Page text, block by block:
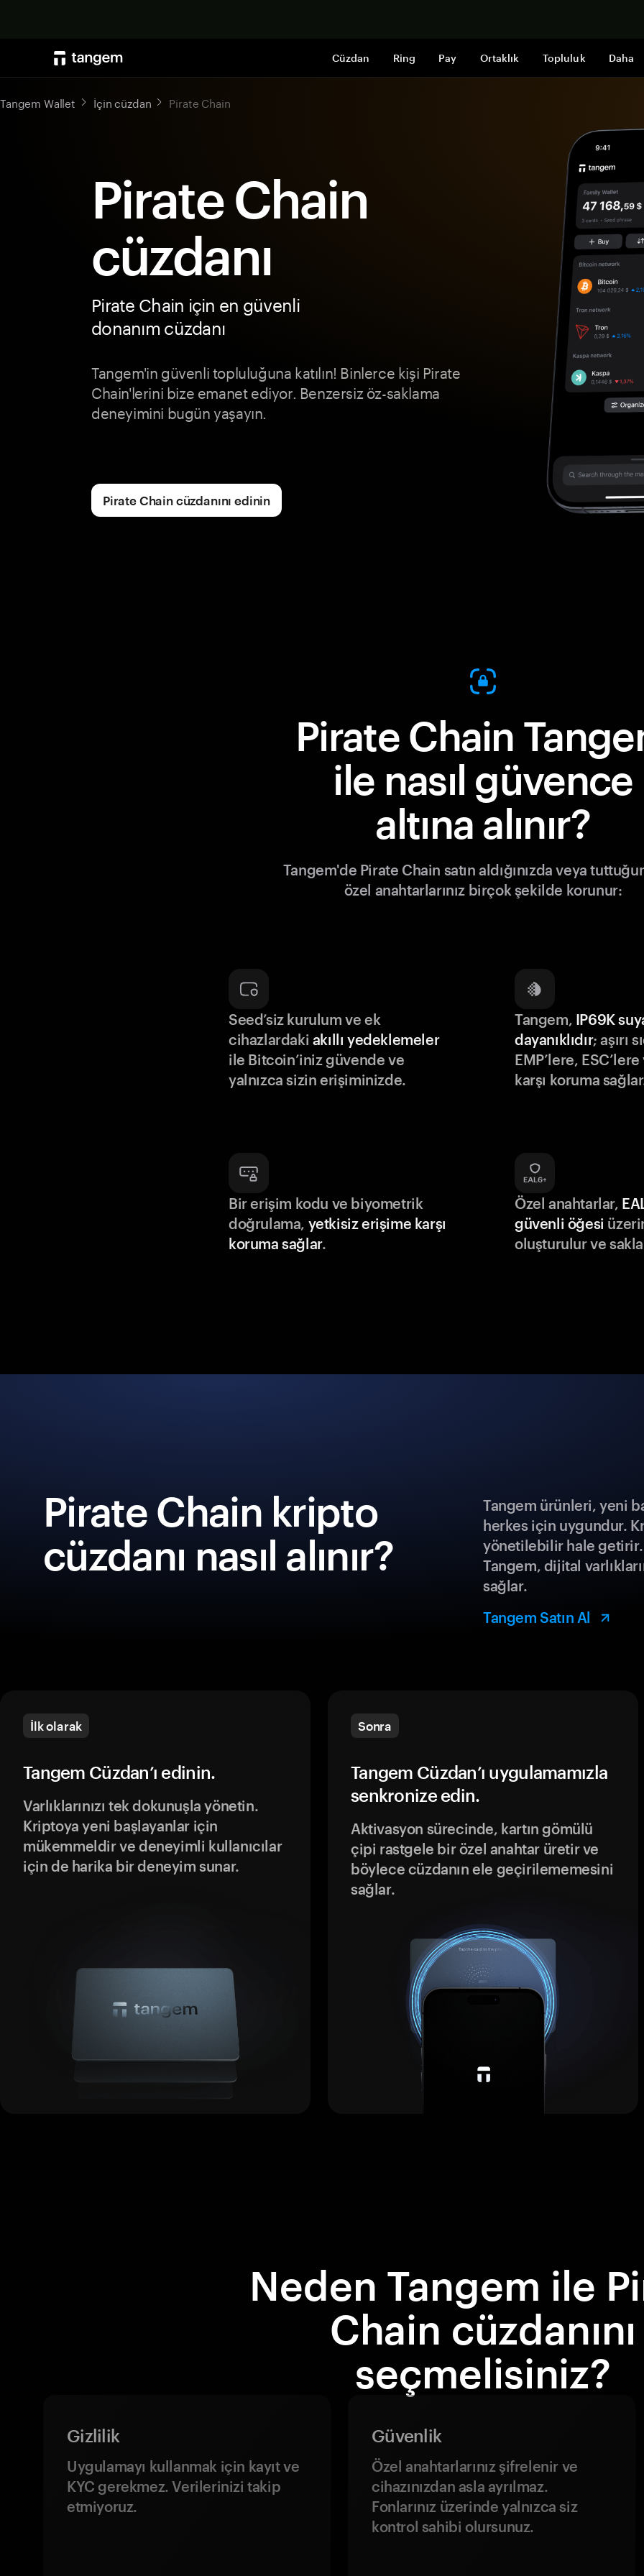
Cüzdan Ring Pay Ortaklık Topluluk Daha
Tangem Wallet İçin cüzdan Pirate Chain
Pirate Chain
cüzdanı
Pirate Chain için en güvenli
donanım cüzdanı
Tangem'in güvenli topluluğuna katılın! Binlerce kişi Pirate
Chain'lerini bize emanet ediyor. Benzersiz öz-saklama
deneyimini bugün yaşayın.
Pirate Chain cüzdanını edinin
Pirate Chain
ile nasıl güvence
altına alınır?
Tangem'de Pirate Chain satın aldığınızda veya
özel anahtarlarınız birçok şekilde korunur:
Seed’siz kurulum ve ek
cihazlardaki akıllı yedeklemeler
ile Bitcoin’iniz güvende ve
yalnızca sizin erişiminizde.
Tangem, IP69K
dayanıklıdır; aşırı
EMP’lere, ESC’lere
karşı koruma
Bir erişim kodu ve biyometrik
doğrulama, yetkisiz erişime karşı
koruma sağlar.
Özel anahtarlar,
güvenli öğesi
oluşturulur ve
Pirate Chain kripto
cüzdanı nasıl alınır?
Tangem ürünleri, yeni
herkes için uygundur.
yönetilebilir hale
Tangem, dijital
sağlar.
Tangem Satın Al
İlk olarak
Tangem Cüzdan’ı edinin.
Varlıklarınızı tek dokunuşla yönetin.
Kriptoya yeni başlayanlar için
mükemmeldir ve deneyimli kullanıcılar
için de harika bir deneyim sunar.
Sonra
Tangem Cüzdan’ı uygulamamızla
senkronize edin.
Aktivasyon sürecinde, kartın gömülü
çipi rastgele bir özel anahtar üretir ve
böylece cüzdanın ele geçirilememesini
sağlar.
Neden Tangem ile
Chain cüzdanını
seçmelisiniz?
Gizlilik
Uygulamayı kullanmak için kayıt ve
KYC gerekmez. Verilerinizi takip
etmiyoruz.
Güvenlik
Özel anahtarlarınız şifrelenir ve
cihazınızdan asla ayrılmaz.
Fonlarınız üzerinde yalnızca siz
kontrol sahibi olursunuz.